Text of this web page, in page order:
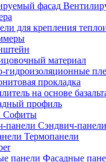
для крепления
материал
гидроизоляционные
прокладка
на основе
профиль
Софиты
Сэндвич-панели
Термопанели
Фасадные